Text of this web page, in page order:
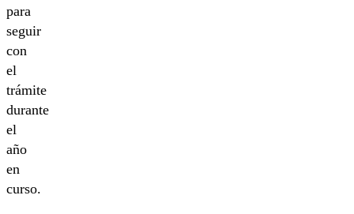
para
seguir
con
el
trámite
durante
el
año
en
curso.